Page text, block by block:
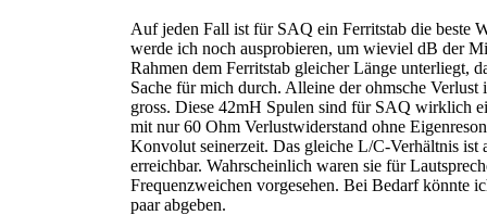
Auf jeden Fall ist für SAQ ein Ferritstab die beste
werde ich noch ausprobieren, um wieviel dB der
Rahmen dem Ferritstab gleicher Länge unterliegt,
Sache für mich durch. Alleine der ohmsche Verlust
gross. Diese 42mH Spulen sind für SAQ wirklich
mit nur 60 Ohm Verlustwiderstand ohne
Konvolut seinerzeit. Das gleiche L/C-Verhältnis ist
erreichbar. Wahrscheinlich waren sie für
Frequenzweichen vorgesehen. Bei Bedarf könnte
paar abgeben.